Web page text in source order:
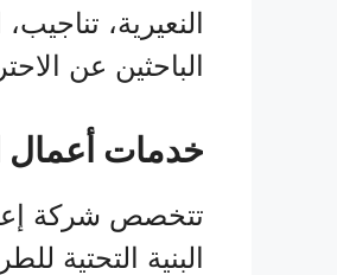
النعيرية،
الباحثين عن
خدمات أعمال
تتخصص شركة
البنية التحتية